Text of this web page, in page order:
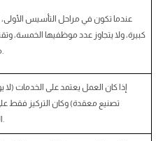
عندما تكون في مراحل التأسيس الأولى،
كبيرة، ولا يتجاوز عدد موظفيها الخمسة،
إذا كان العمل يعتمد على الخدمات
تصنيع معقدة) وكان التركيز فقط على